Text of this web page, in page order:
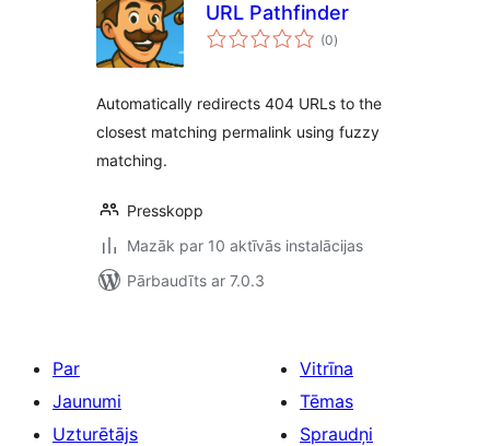
URL Pathfinder
(0vērtējumu
kopsumma
)
Automatically redirects 404 URLs to the
closest matching permalink using fuzzy
matching.
Presskopp
Mazāk par 10 aktīvās instalācijas
Pārbaudīts ar 7.0.3
Par
Jaunumi
Uzturētājs
Vitrīna
Tēmas
Spraudņi